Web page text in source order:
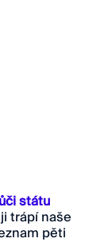
státu
trápí naše
pěti